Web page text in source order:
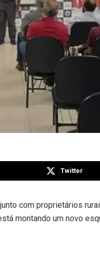
Twitter
com proprietários
montando um novo